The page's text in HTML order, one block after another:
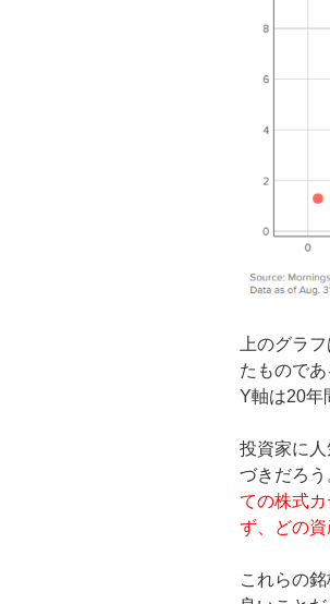
上のグラ
たもので
Y軸は20年
投資家に
づきだろう
ての株式
ず、どの資
これらの